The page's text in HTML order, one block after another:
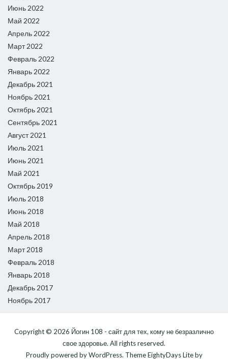
Июнь 2022
Май 2022
Апрель 2022
Март 2022
Февраль 2022
Январь 2022
Декабрь 2021
Ноябрь 2021
Октябрь 2021
Сентябрь 2021
Август 2021
Июль 2021
Июнь 2021
Май 2021
Октябрь 2019
Июль 2018
Июнь 2018
Май 2018
Апрель 2018
Март 2018
Февраль 2018
Январь 2018
Декабрь 2017
Ноябрь 2017
Copyright © 2026 Йогин 108 - сайт для тех, кому не безразлично
свое здоровье. All rights reserved.
Proudly powered byWordPress. ThemeEightyDays Liteby